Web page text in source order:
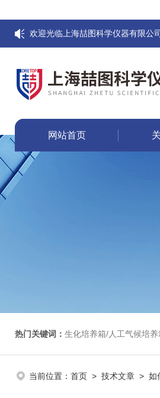
欢迎光临上海喆图科学仪器有限公
网站首页
热门关键词： 生化培养箱/人工气候培养箱/电热恒温培
当前位置： 首页 > 技术文章 > 如